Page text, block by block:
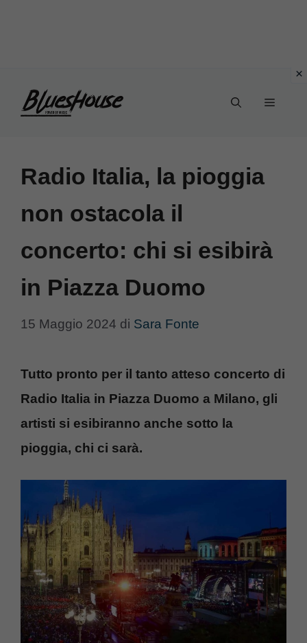
Menu
Radio Italia, la pioggia
non ostacola il
concerto: chi si esibirà
in Piazza Duomo
15 Maggio 2024 di Sara Fonte
Tutto pronto per il tanto atteso concerto di
Radio Italia in Piazza Duomo a Milano, gli
artisti si esibiranno anche sotto la
pioggia, chi ci sarà.